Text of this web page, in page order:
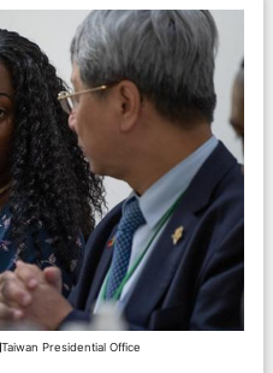
Taiwan Presidential Office